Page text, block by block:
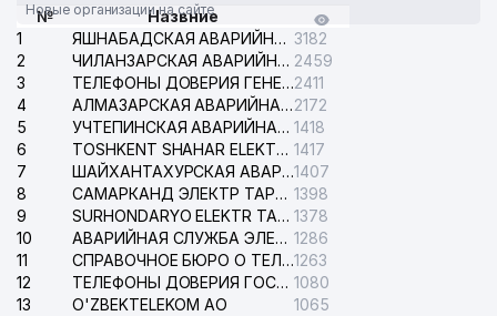
Новые организации на сайте
№
Назвние
1
ЯШНАБАДСКАЯ АВАРИЙНАЯ СЛУЖБА ЭЛЕКТРОСЕТИ 3182
2
ЧИЛАНЗАРСКАЯ АВАРИЙНАЯ СЛУЖБА ЭЛЕКТРОСЕТИ 2459
3
ТЕЛЕФОНЫ ДОВЕРИЯ ГЕНЕРАЛЬНОЙ ПРОКУРАТУРЫ РЕСПУБЛИКИ УЗБЕКИСТАН2411
4
АЛМАЗАРСКАЯ АВАРИЙНАЯ СЛУЖБА ЭЛЕКТРОСЕТИ2172
5
УЧТЕПИНСКАЯ АВАРИЙНАЯ СЛУЖБА ЭЛЕКТРОСЕТИ 1418
6
TOSHKENT SHAHAR ELEKTR TARMOQLARI KORXONASI АО 1417
7
ШАЙХАНТАХУРСКАЯ АВАРИЙНАЯ СЛУЖБА ЭЛЕКТРОСЕТИ1407
8
САМАРКАНД ЭЛЕКТР ТАРМОКЛАРИ АО 1398
9
SURHONDARYO ELEKTR TARMOKLARI АО 1378
10
АВАРИЙНАЯ СЛУЖБА ЭЛЕКТРОСЕТИ ТАШКЕНТСКОГО РАЙОНА 1286
11
СПРАВОЧНОЕ БЮРО О ТЕЛЕФОНАХ ОРГАНИЗАЦИЙ г. ТАШКЕНТА1263
12
ТЕЛЕФОНЫ ДОВЕРИЯ ГОСУДАРСТВЕННОГО ЦЕНТРА ТЕСТИРОВАНИЯ 1080
13
O'ZBEKTELEKOM АО
1065